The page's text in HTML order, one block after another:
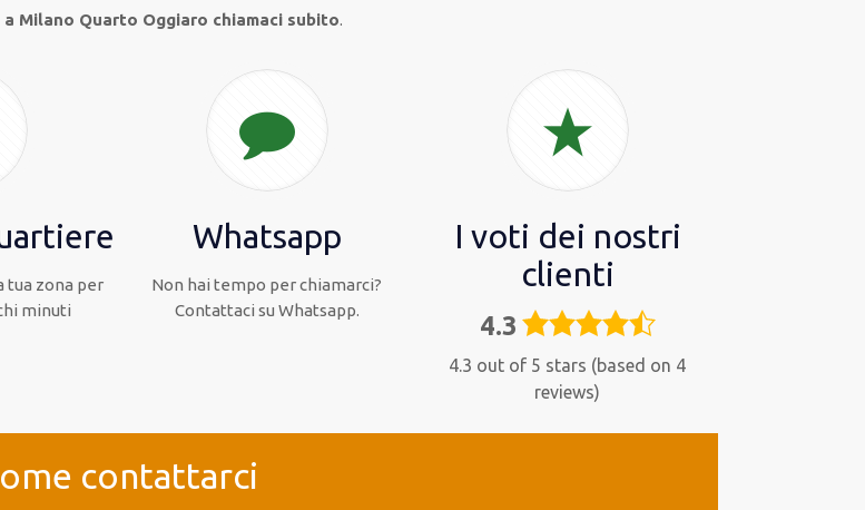
Milano Quarto Oggiaro chiamaci subito.
tua zona per
minuti
Whatsapp
Non hai tempo per chiamarci?
Contattaci su Whatsapp.
I voti dei nostri
clienti
4.3 4,3
4.3 out of 5 stars (based on 4
reviews)
contattarci